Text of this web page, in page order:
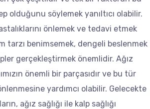
olduğunu söylemek yanıltıcı olabilir.
önlemek ve tedavi etmek
tarzı benimsemek, dengeli beslenmek
gerçekleştirmek önemlidir. Ağız
önemli bir parçasıdır ve bu tür
yardımcı olabilir. Gelecekte
ağız sağlığı ile kalp sağlığı